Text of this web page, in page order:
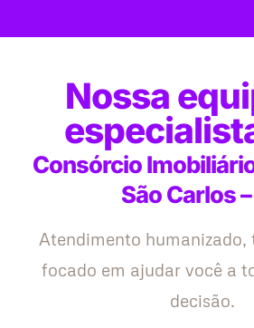
Nossa
Consórcio
São Carlos
Atendimento humanizado,
focado em ajudar você a
decisão.